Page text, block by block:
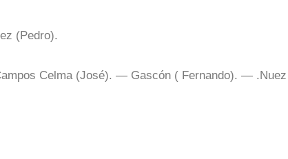
(Pedro).
Celma (José). — Gascón ( Fernando). —